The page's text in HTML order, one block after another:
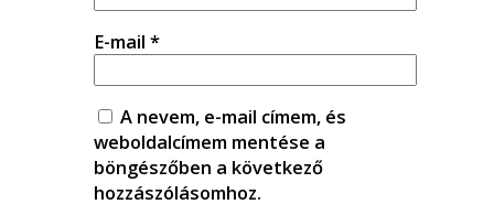
E-mail *
A nevem, e-mail címem, és
weboldalcímem mentése a
böngészőben a következő
hozzászólásomhoz.